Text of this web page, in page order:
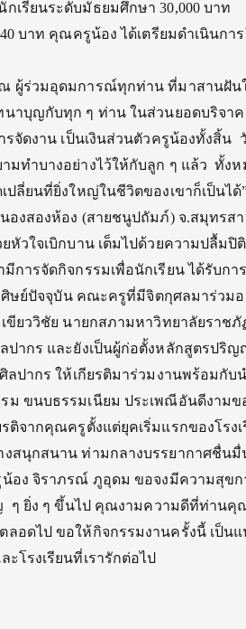
เรียนระดับมัธยมศึกษา 30,000 บาท
บาท คุณครูน้อง ได้เตรียมดำเนินกา
ดมการณ์ทุกท่าน ที่มาสานฝันให้ค
าบุญกับทุก ๆ ท่าน ในส่วนยอดบริจาค
รจัดงาน เป็นเงินส่วนตัวครูน้องทั้งสิ้
มทำบางอย่างไว้ให้กับลูก ๆ แล้ว ทั้ง
ปลี่ยนที่ยิ่งใหญ่ในชีวิตของเขาก็เป็นได้
องสองห้อง (สายชนูปถัมภ์) จ.สมุทรส
หัวใจเบิกบาน เต็มไปด้วยความปลื้ม
การจัดกิจกรรมเพื่อนักเรียน ได้รับก
ศิษย์ปัจจุบัน คณะครูที่มีจิตกุศลมาร่ว
ยววิชัย นายกสภามหาวิทยาลัยราช
ปากร และยังเป็นผู้ก่อตั้งหลักสูตรปริ
ลปากร ให้เกียรติมาร่วมงานพร้อมกั
ขนบธรรมเนียม ประเพณีอันดีงามข
ติจากคุณครูตั้งแต่ยุคเริ่มแรกของโรง
สนุกสนาน ท่ามกลางบรรยากาศชื่น
น้อง จิราภรณ์ ภูอุดม ขอจงมีความสุข
ๆ ยิ่ง ๆ ขึ้นไป คุณงามความดีที่ท่านคุ
อดไป ขอให้กิจกรรมงานครั้งนี้ เป็น
โรงเรียนที่เรารักต่อไป